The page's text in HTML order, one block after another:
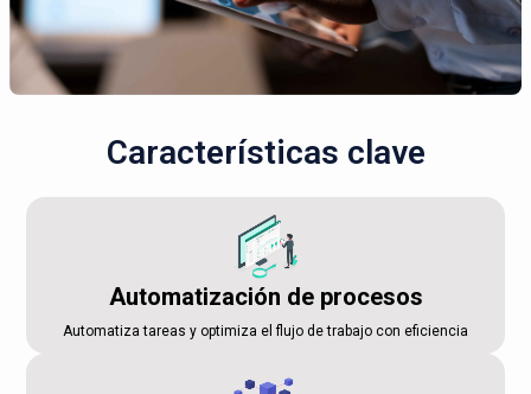
Características clave
Automatización de procesos
Automatiza tareas y optimiza el flujo de trabajo con eficiencia